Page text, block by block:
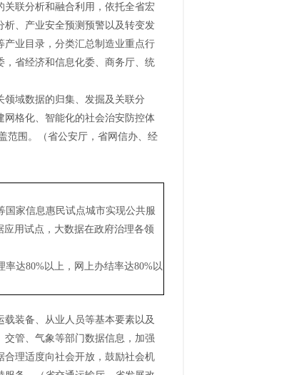
联分析和融合利用，依托全省宏
、产业安全预测预警以及转变发
业目录，分类汇总制造业重点行
省经济和信息化委、商务厅、统
域数据的归集、发掘及关联分
格化、智能化的社会治安防控体
范围。（省公安厅，省网信办、经
家信息惠民试点城市实现公共服
用试点，大数据在政府治理各领
达80%以上，网上办结率达80%以
装备、从业人员等基本要素以及
管、气象等部门数据信息，加强
理适度向社会开放，鼓励社会机